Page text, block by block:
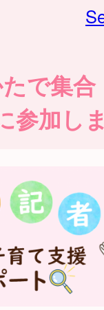
で集
参加し